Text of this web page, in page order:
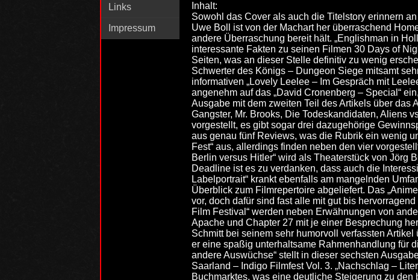
Links
Impressum
Inhalt:
Sowohl das Cover als auch die Titelstory erinnern
Uwe Boll ist von der Machart her überraschend
andere Überraschung bereit hält. „Englishman in
interessante Fakten zu seinen Filmen 30 Days of
Seiten, was an dieser Stelle definitiv zu wenig
Schwerter des Königs – Dungeon Siege mitsamt
informativen „Lovely Leelee – Im Gespräch mit
angenehm auf das „David Cronenberg – Special“
Ausgabe mit dem zweiten Teil des Artikels über das
Gangster, Mr. Brooks, Die Todeskandidaten, Aliens
vorgestellt, es gibt sogar drei dazugehörige
aus genau fünf Reviews, was die Rubrik ein wenig
Fest“ aus, allerdings finden neben den vier
Berlin versus Hitler“ wird als Theaterstück von Jörg
Deadline ist es zu verdanken, dass auch die
Labelportrait“ krankt ebenfalls am mangelnden
Überblick zum Filmrepertoire abgeliefert. Das
vor, doch dafür sind fast alle mit gut bis
Film Festival“ werden neben Erwähnungen von
Apache und Chapter 27 mit je einer Besprechung
Schmitt bei seinem sehr humorvoll verfassten
er eine spaßig unterhaltsame Rahmenhandlung für
andere Auswüchse“ stellt in dieser sechsten
Saarland – Indigo Filmfest Vol. 3. „Nachschlag –
Buchmarktes, was eine deutliche Steigerung zu